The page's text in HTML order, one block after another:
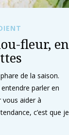
fleur, en
de la saison.
parler en
aider à
c’est que je